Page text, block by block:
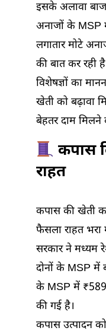
इसके अलावा
अनाजों के MSP
लगातार मोटे
की बात कर रही
विशेषज्ञों का
खेती को बढ़ावा
बेहतर दाम
कपास
राहत
कपास की खेती
फैसला राहत भरा
सरकार ने मध्यम
दोनों के MSP में
के MSP में ₹589
की गई है।
कपास उत्पादन